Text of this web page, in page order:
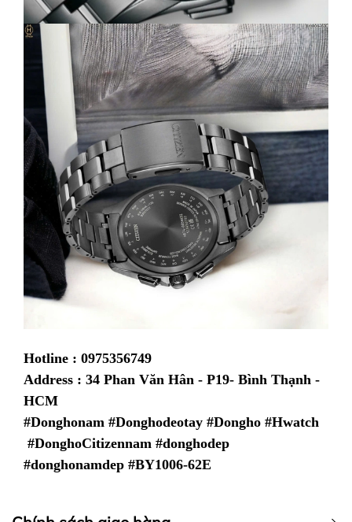
Hotline : 0975356749
Address : 34 Phan Văn Hân - P19- Bình Thạnh -
HCM
#Donghonam #Donghodeotay #Dongho #Hwatch
#DonghoCitizennam #donghodep
#donghonamdep #BY1006-62E